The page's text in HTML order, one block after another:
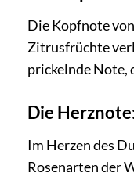
Die Kopfnote
Zitrusfrüchte
prickelnde Note,
Die
Im Herzen des
Rosenarten der